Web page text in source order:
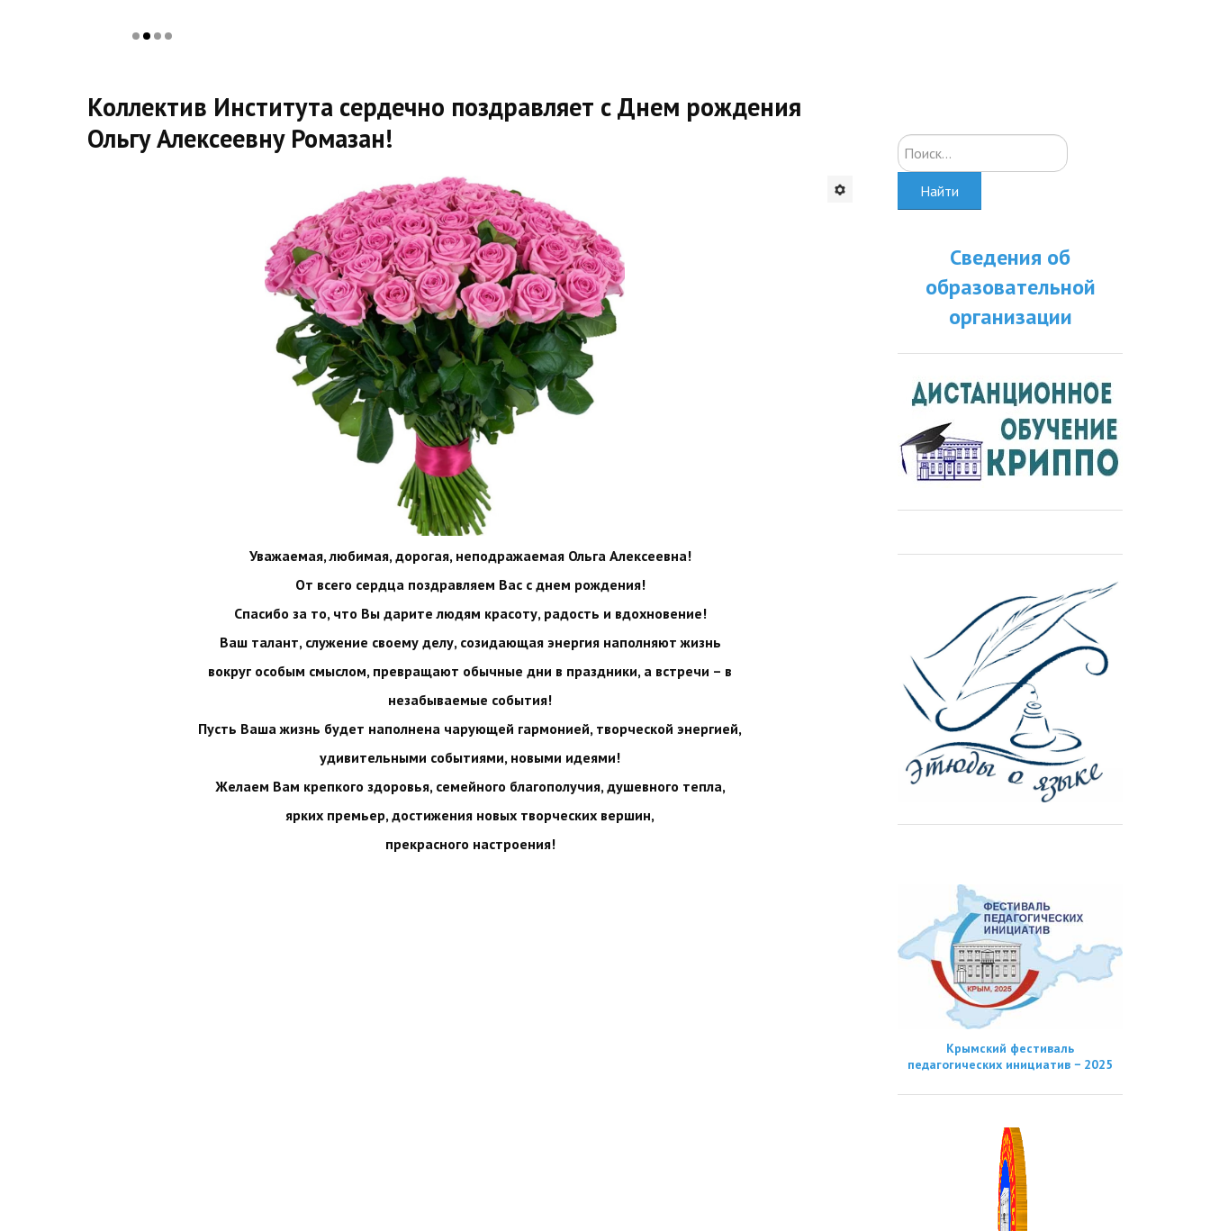
Коллектив Института сердечно поздравляет с Днем рождения
Ольгу Алексеевну Ромазан!
Уважаемая, любимая, дорогая, неподражаемая Ольга Алексеевна!
От всего сердца поздравляем Вас с днем рождения!
Спасибо за то, что Вы дарите людям красоту, радость и вдохновение!
Ваш талант, служение своему делу, созидающая энергия наполняют жизнь
вокруг особым смыслом, превращают обычные дни в праздники, а встречи – в
незабываемые события!
Пусть Ваша жизнь будет наполнена чарующей гармонией, творческой энергией,
удивительными событиями, новыми идеями!
Желаем Вам крепкого здоровья, семейного благополучия, душевного тепла,
ярких премьер, достижения новых творческих вершин,
прекрасного настроения!
Искать...
Найти
Сведения об
образовательной
организации
Крымский фестиваль
педагогических инициатив − 2025